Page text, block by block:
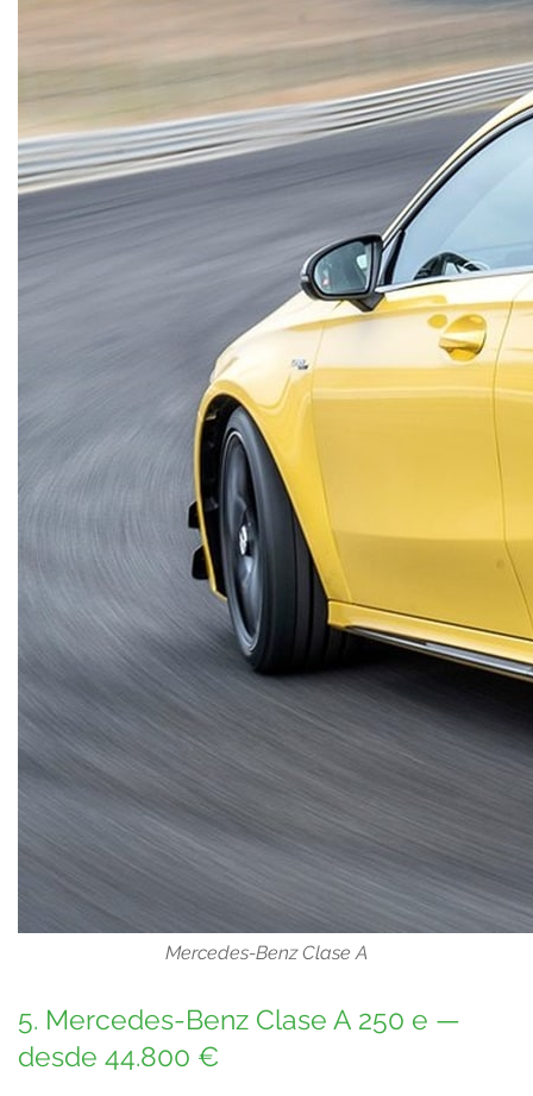
Mercedes-Benz Clase A
5. Mercedes-Benz Clase A 250 e —
desde 44.800 €